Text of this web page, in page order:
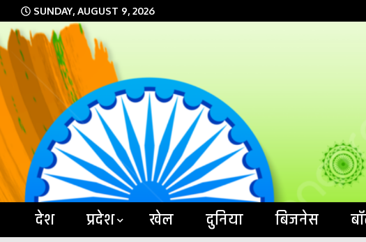
Skip
to
content
SUNDAY, AUGUST 9, 2026
देश प्रदेश खेल दुनिया बिजनेस